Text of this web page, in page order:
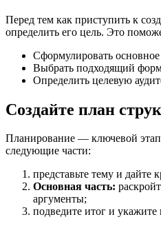
Перед тем как приступить к
определить его цель. Это
Сформулировать
Выбрать подходящий
Определить целевую
Создайте план
Планирование — ключевой
следующие части:
представьте тему и дайте
Основная часть:
аргументы;
подведите итог и